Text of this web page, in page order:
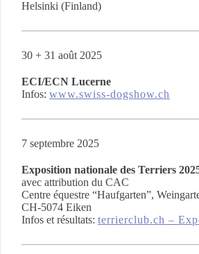
Helsinki (Finland)
30 + 31 août 2025
ECI/ECN Lucerne
Infos: www.swiss-dogshow.ch
7 septembre 2025
Exposition nationale des Terriers
avec attribution du CAC
Centre équestre “Haufgarten”,
CH-5074 Eiken
Infos et résultats: terrierclub.ch –